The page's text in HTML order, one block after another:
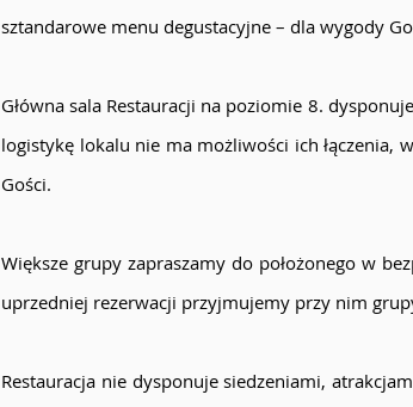
sztandarowe menu degustacyjne – dla wygody
Główna sala Restauracji na poziomie 8.
logistykę lokalu nie ma możliwości ich łączenia,
Gości.
Większe grupy zapraszamy do położonego w
uprzedniej rezerwacji przyjmujemy przy nim
Restauracja nie dysponuje siedzeniami,